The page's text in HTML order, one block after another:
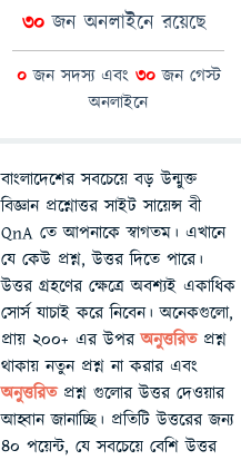
30জন অনলাইনে রয়েছে
0জন সদস্য এবং 30জন গেস্ট
অনলাইনে
বাংলাদেশের সবচেয়ে বড় উন্মুক্ত
বিজ্ঞান প্রশ্নোত্তর সাইট সায়েন্স বী
QnA তে আপনাকে স্বাগতম। এখানে
যে কেউ প্রশ্ন, উত্তর দিতে পারে।
উত্তর গ্রহণের ক্ষেত্রে অবশ্যই একাধিক
সোর্স যাচাই করে নিবেন। অনেকগুলো,
প্রায় ২০০+ এর উপরঅনুত্তরিতপ্রশ্ন
থাকায় নতুন প্রশ্ন না করার এবং
অনুত্তরিত প্রশ্ন গুলোর উত্তর দেওয়ার
আহ্বান জানাচ্ছি। প্রতিটি উত্তরের জন্য
৪০ পয়েন্ট, যে সবচেয়ে বেশি উত্তর